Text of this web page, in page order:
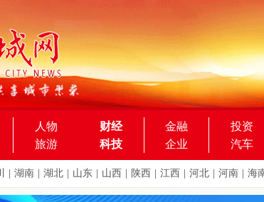
人物 财经 金融 投资
旅游 科技 企业 汽车
湖南 湖北 山东 山西 陕西 江西 河北 河南 海